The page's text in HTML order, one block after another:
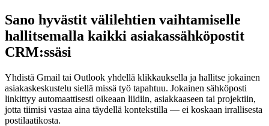
Sano hyvästit välilehtien vaihtamiselle
hallitsemalla kaikki asiakassähköpostit
CRM:ssäsi
Yhdistä Gmail tai Outlook yhdellä klikkauksella ja hallitse jokainen
asiakaskeskustelu siellä missä työ tapahtuu. Jokainen sähköposti
linkittyy automaattisesti oikeaan liidiin, asiakkaaseen tai projektiin,
jotta tiimisi vastaa aina täydellä kontekstilla — ei koskaan irrallisesta
postilaatikosta.